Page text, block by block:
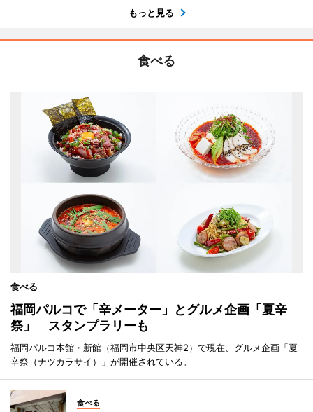
もっと見る
食べる
食べる
福岡パルコで「辛メーター」とグルメ企画「夏辛
祭」 スタンプラリーも
福岡パルコ本館・新館（福岡市中央区天神2）で現在、グルメ企画「夏
辛祭（ナツカラサイ）」が開催されている。
食べる